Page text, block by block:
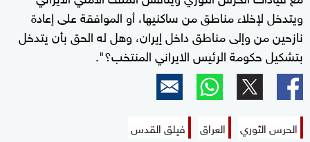
ويتدخل لإخلاء مناطق من ساكنيها، أو الموافقة على إعادة
نازحين من وإلى مناطق داخل إيران، وهل له الحق بأن يتدخل
بتشكيل حكومة الرئيس الايراني المنتخب؟".
الحرس الثوري العراق فيلق القدس